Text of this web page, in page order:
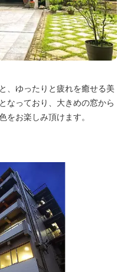
、ゆったりと疲れを癒せる美
なっており、大きめの窓から
をお楽しみ頂けます。